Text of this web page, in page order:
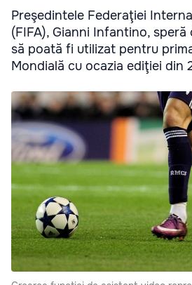
Preşedintele Federaţiei
(FIFA), Gianni Infantino,
să poată fi utilizat pentru
Mondială cu ocazia ediţiei din